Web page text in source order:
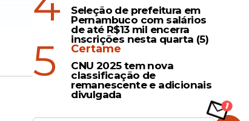
Seleção de prefeitura em
Pernambuco com salários
de até R$13 mil encerra
inscrições nesta quarta (5)
5 Certame
CNU 2025 tem nova
classificação de
remanescente e adicionais
divulgada